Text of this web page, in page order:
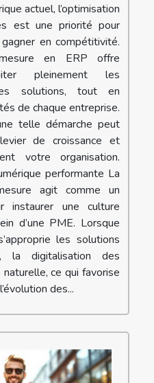
actuel, l’optimisation
est une priorité pour
en compétitivité.
en ERP offre
pleinement les
solutions, tout en
de chaque entreprise.
telle démarche peut
de croissance et
votre organisation.
performante La
agit comme un
instaurer une culture
d’une PME. Lorsque
les solutions
la digitalisation des
ce qui favorise
des...